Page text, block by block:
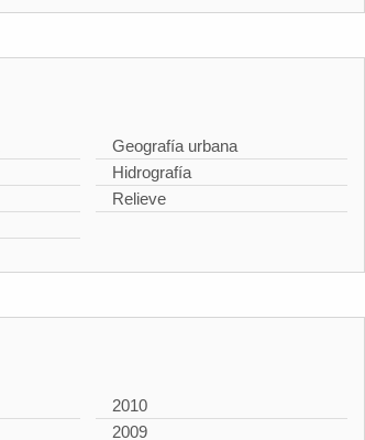
Geografía urbana
Hidrografía
Relieve
2010
2009